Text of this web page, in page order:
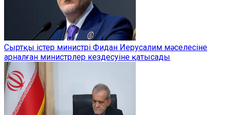
Сыртқы істер министрі Фидан Иерусалим мәселесіне
арналған министрлер кездесуіне қатысады